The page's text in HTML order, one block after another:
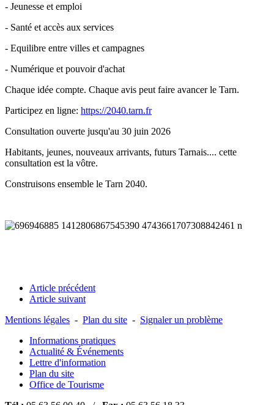
- Jeunesse et emploi
- Santé et accès aux services
- Equilibre entre villes et campagnes
- Numérique et pouvoir d'achat
Chaque idée compte. Chaque avis peut faire avancer le Tarn.
Participez en ligne: https://2040.tarn.fr
Consultation ouverte jusqu'au 30 juin 2026
Habitants, jeunes, nouveaux arrivants, futurs Tarnais.... cette
consultation est la vôtre.
Construisons ensemble le Tarn 2040.
Article précédent
Article suivant
Mentions légales - Plan du site - Signaler un problème
Informations pratiques
Actualité & Événements
Lettre d'information
Plan du site
Office de Tourisme